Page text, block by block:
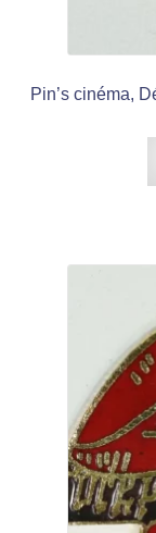
Pin’s cinéma,